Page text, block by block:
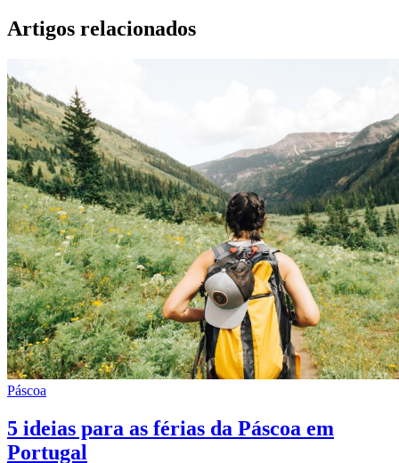
Artigos relacionados
Páscoa
5 ideias para as férias da Páscoa em
Portugal